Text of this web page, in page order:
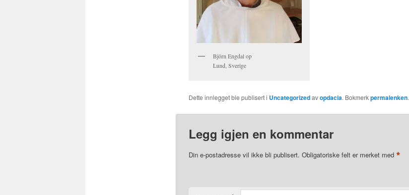
Björn Engdal op
Lund, Sverige
Dette innlegget ble publisert i Uncategorizedavopdacia. Bokmerkpermalenken.
Legg igjen en kommentar
Din e-postadresse vil ikke bli publisert. Obligatoriske felt er merket med *